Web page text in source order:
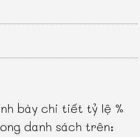
bày chi tiết tỷ lệ %
danh sách trên: